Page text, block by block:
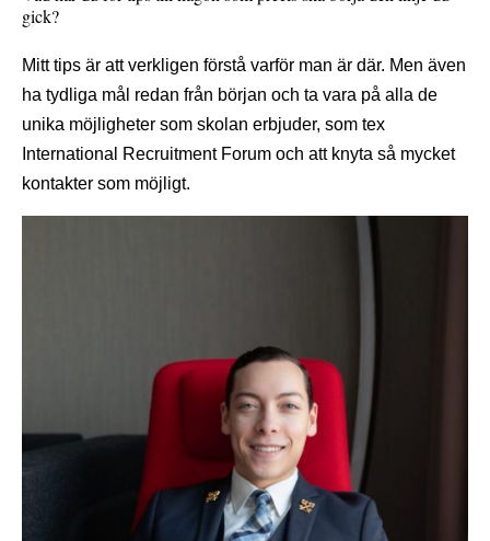
gick?
Mitt tips är att verkligen förstå varför man är där. Men även
ha tydliga mål redan från början och ta vara på alla de
unika möjligheter som skolan erbjuder, som tex
International Recruitment Forum och att knyta så mycket
kontakter som möjligt.